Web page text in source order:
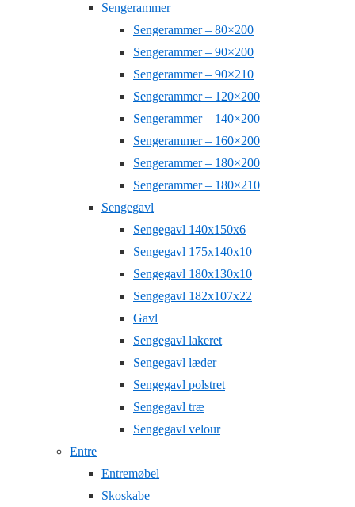
Sengerammer
Sengerammer – 80×200
Sengerammer – 90×200
Sengerammer – 90×210
Sengerammer – 120×200
Sengerammer – 140×200
Sengerammer – 160×200
Sengerammer – 180×200
Sengerammer – 180×210
Sengegavl
Sengegavl 140x150x6
Sengegavl 175x140x10
Sengegavl 180x130x10
Sengegavl 182x107x22
Gavl
Sengegavl lakeret
Sengegavl læder
Sengegavl polstret
Sengegavl træ
Sengegavl velour
Entre
Entremøbel
Skoskabe